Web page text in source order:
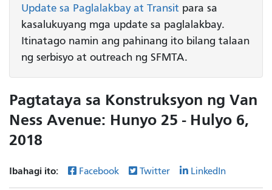
Update sa Paglalakbay at Transit para sa
kasalukuyang mga update sa paglalakbay.
Itinatago namin ang pahinang ito bilang talaan
ng serbisyo at outreach ng SFMTA.
Pagtataya sa Konstruksyon ng Van
Ness Avenue: Hunyo 25 - Hulyo 6,
2018
Ibahagi ito: Facebook Twitter LinkedIn